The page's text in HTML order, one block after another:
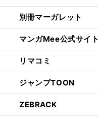
別冊マーガレット
マンガMee公式サイト
リマコミ
ジャンプTOON
ZEBRACK